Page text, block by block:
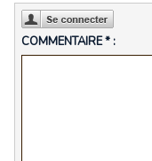
COMMENTAIRE * :